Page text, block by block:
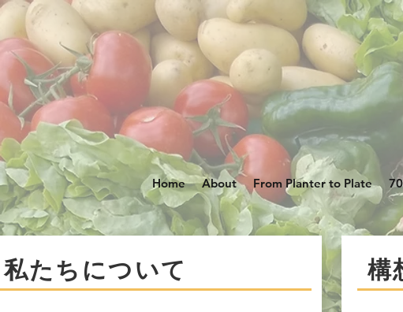
Home About From Planter to Plate
構
私たちについて